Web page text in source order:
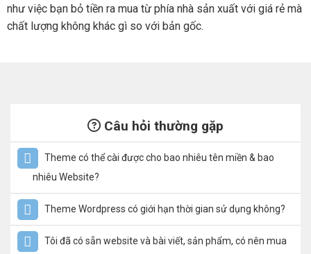
như việc bạn bỏ tiền ra mua từ phía nhà sản xuất với giá rẻ mà
chất lượng không khác gì so với bản gốc.
Câu hỏi thường gặp
Theme có thể cài được cho bao nhiêu tên miền & bao
nhiêu Website?
Theme Wordpress có giới hạn thời gian sử dụng không?
Tôi đã có sẵn website và bài viết, sản phẩm, có nên mua